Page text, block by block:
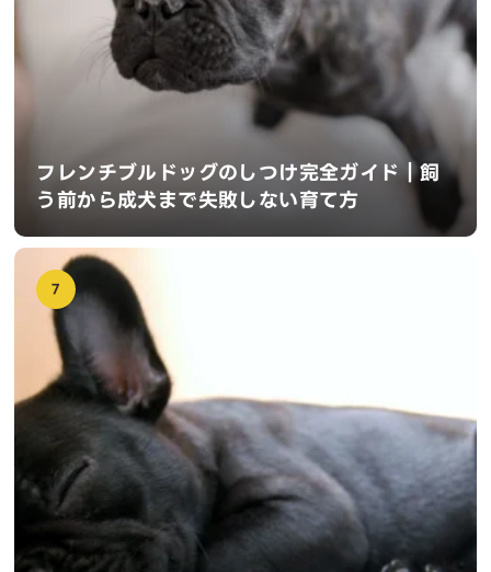
フレンチブルドッグのしつけ完全ガイド｜飼
う前から成犬まで失敗しない育て方
7